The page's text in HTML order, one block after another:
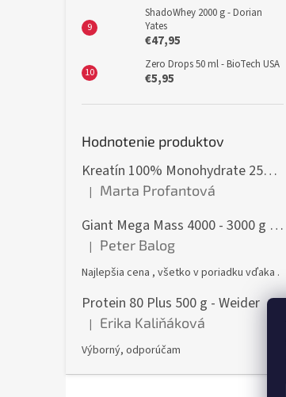
ShadoWhey 2000 g - Dorian
Yates
€47,95
Zero Drops 50 ml - BioTech USA
€5,95
Hodnotenie produktov
Kreatín 100% Monohydrate 250 g - GymBeam
Hodnotenie produktu je 5 z 5 hviezdičiek.
| Marta Profantová
Giant Mega Mass 4000 - 3000 g - Weider
Hodnotenie produktu je 5 z 5 hviezdičiek.
| Peter Balog
Najlepšia cena , všetko v poriadku vďaka .
Protein 80 Plus 500 g - Weider
Hodnotenie produktu je 5 z 5 hviezdičiek.
| Erika Kaliňáková
Výborný, odporúčam